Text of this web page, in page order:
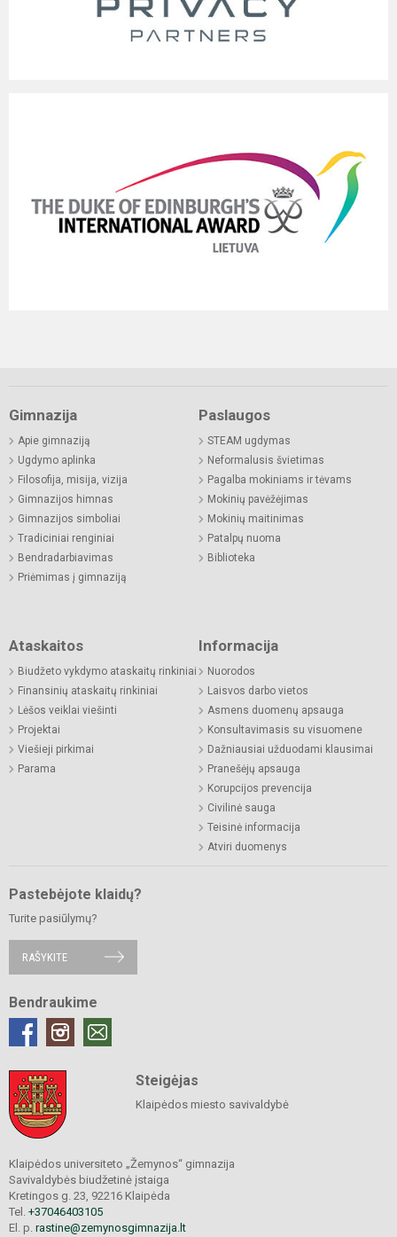
Gimnazija
Apie gimnaziją
Ugdymo aplinka
Filosofija, misija, vizija
Gimnazijos himnas
Gimnazijos simboliai
Tradiciniai renginiai
Bendradarbiavimas
Priėmimas į gimnaziją
Paslaugos
STEAM ugdymas
Neformalusis švietimas
Pagalba mokiniams ir tėvams
Mokinių pavėžėjimas
Mokinių maitinimas
Patalpų nuoma
Biblioteka
Ataskaitos
Biudžeto vykdymo ataskaitų rinkiniai
Finansinių ataskaitų rinkiniai
Lėšos veiklai viešinti
Projektai
Viešieji pirkimai
Parama
Informacija
Nuorodos
Laisvos darbo vietos
Asmens duomenų apsauga
Konsultavimasis su visuomene
Dažniausiai užduodami klausimai
Pranešėjų apsauga
Korupcijos prevencija
Civilinė sauga
Teisinė informacija
Atviri duomenys
Pastebėjote klaidų?
Turite pasiūlymų?
RAŠYKITE
Bendraukime
Steigėjas
Klaipėdos miesto savivaldybė
Klaipėdos universiteto „Žemynos“ gimnazija
Savivaldybės biudžetinė įstaiga
Kretingos g. 23, 92216 Klaipėda
Tel. +37046403105
El. p. rastine@zemynosgimnazija.lt